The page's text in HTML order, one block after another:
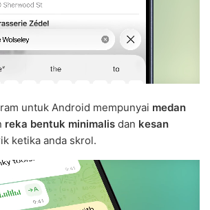
untuk Android mempunyai medan
reka bentuk minimalis dan kesan
ketika anda skrol.